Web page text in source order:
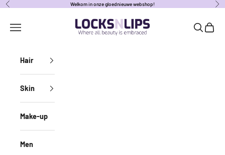
Naar inhoud
Vorige Welkom in onze gloednieuwe webshop!
locksnlipsbe
Navigatiemenu openen Zoeken
Hair
Skin
Make-up
Men